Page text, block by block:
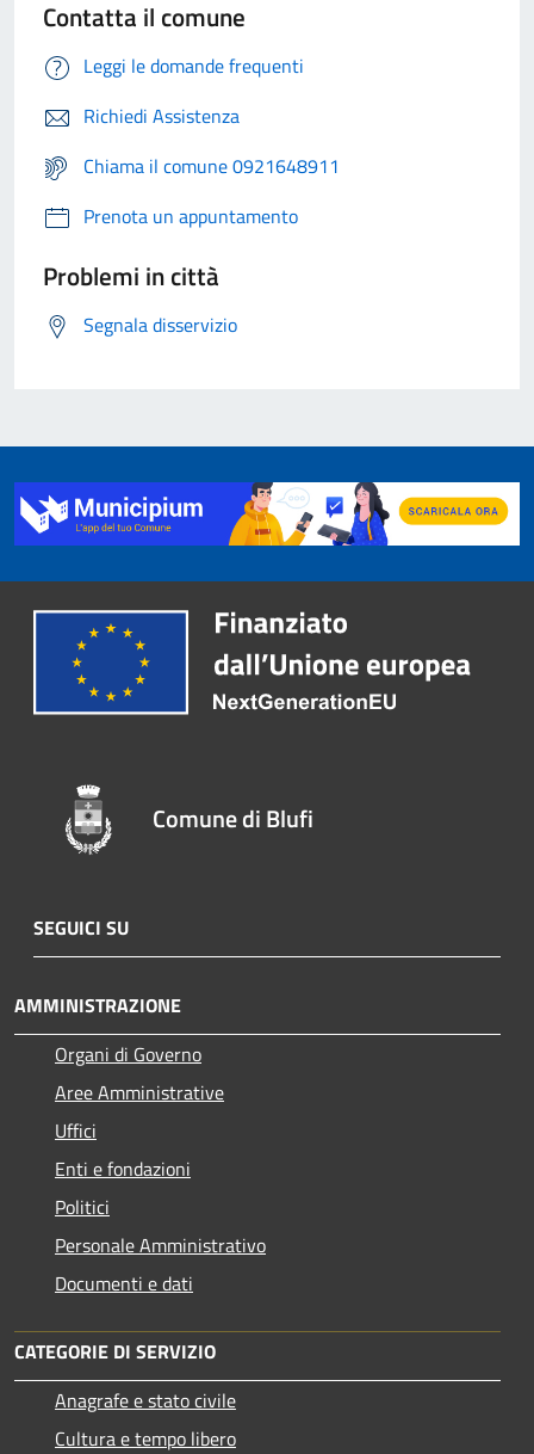
Contatta il comune
Leggi le domande frequenti
Richiedi Assistenza
Chiama il comune 0921648911
Prenota un appuntamento
Problemi in città
Segnala disservizio
Comune di Blufi
SEGUICI SU
AMMINISTRAZIONE
Organi di Governo
Aree Amministrative
Uffici
Enti e fondazioni
Politici
Personale Amministrativo
Documenti e dati
CATEGORIE DI SERVIZIO
Anagrafe e stato civile
Cultura e tempo libero